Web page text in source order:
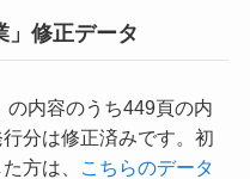
」修正データ
内容のうち449頁の内
分は修正済みです。初
方は、
こちらのデータ